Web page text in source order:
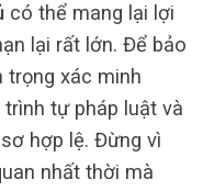
có thể mang lại lợi
lại rất lớn. Để bảo
trọng xác minh
tự pháp luật và
hợp lệ. Đừng vì
nhất thời mà